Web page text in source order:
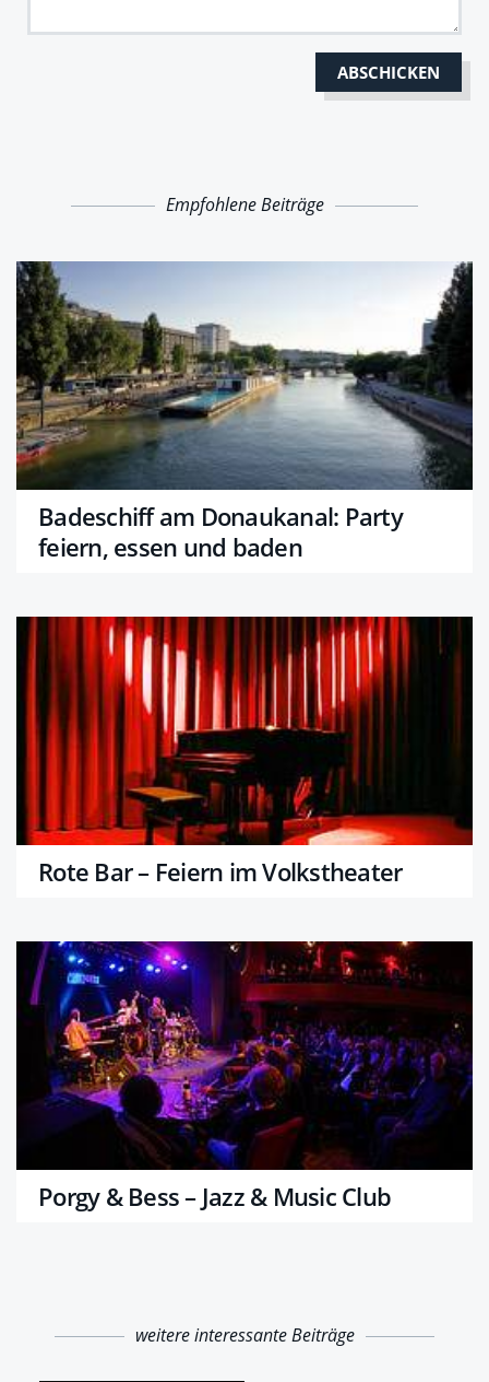
Empfohlene Beiträge
Badeschiff am Donaukanal: Party
feiern, essen und baden
Rote Bar – Feiern im Volkstheater
Porgy & Bess – Jazz & Music Club
weitere interessante Beiträge